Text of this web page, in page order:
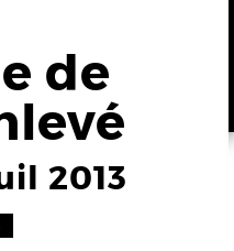
de
2013